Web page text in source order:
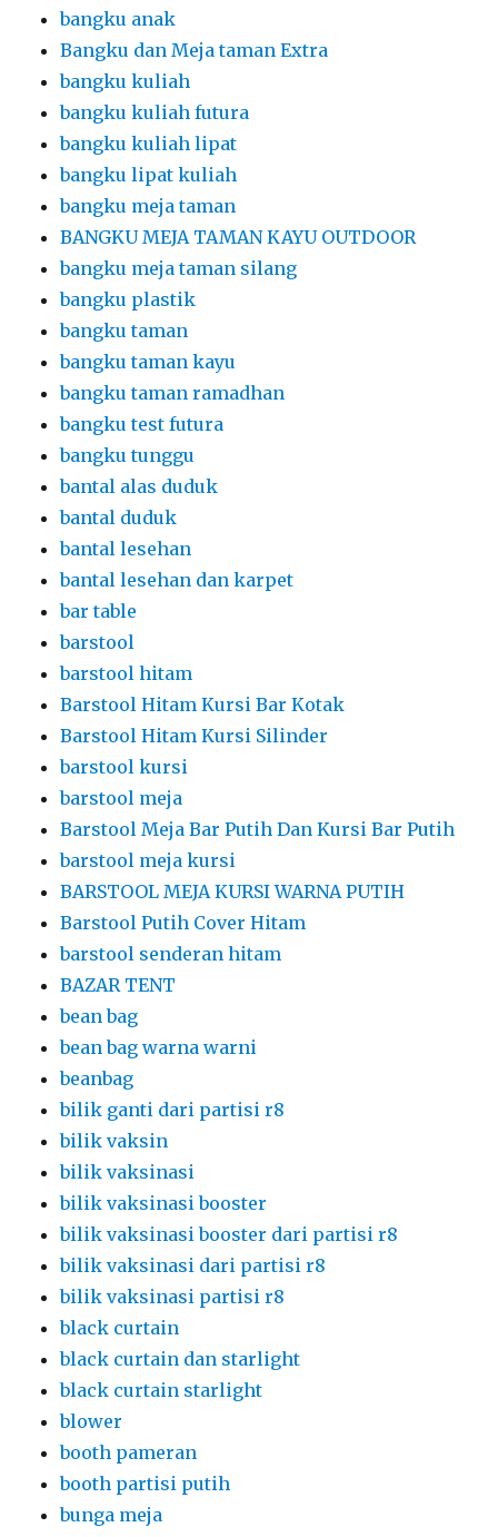
bangku anak
Bangku dan Meja taman Extra
bangku kuliah
bangku kuliah futura
bangku kuliah lipat
bangku lipat kuliah
bangku meja taman
BANGKU MEJA TAMAN KAYU OUTDOOR
bangku meja taman silang
bangku plastik
bangku taman
bangku taman kayu
bangku taman ramadhan
bangku test futura
bangku tunggu
bantal alas duduk
bantal duduk
bantal lesehan
bantal lesehan dan karpet
bar table
barstool
barstool hitam
Barstool Hitam Kursi Bar Kotak
Barstool Hitam Kursi Silinder
barstool kursi
barstool meja
Barstool Meja Bar Putih Dan Kursi Bar Putih
barstool meja kursi
BARSTOOL MEJA KURSI WARNA PUTIH
Barstool Putih Cover Hitam
barstool senderan hitam
BAZAR TENT
bean bag
bean bag warna warni
beanbag
bilik ganti dari partisi r8
bilik vaksin
bilik vaksinasi
bilik vaksinasi booster
bilik vaksinasi booster dari partisi r8
bilik vaksinasi dari partisi r8
bilik vaksinasi partisi r8
black curtain
black curtain dan starlight
black curtain starlight
blower
booth pameran
booth partisi putih
bunga meja